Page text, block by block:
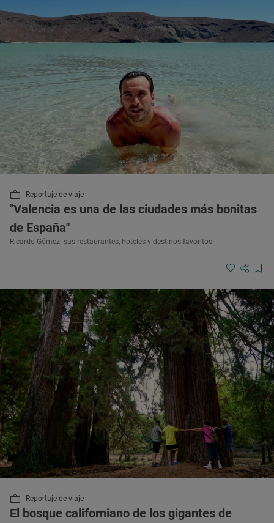
Reportaje de viaje
"Valencia es una de las ciudades más bonitas
de España"
Ricardo Gómez: sus restaurantes, hoteles y destinos favoritos
Reportaje de viaje
El bosque californiano de los gigantes de